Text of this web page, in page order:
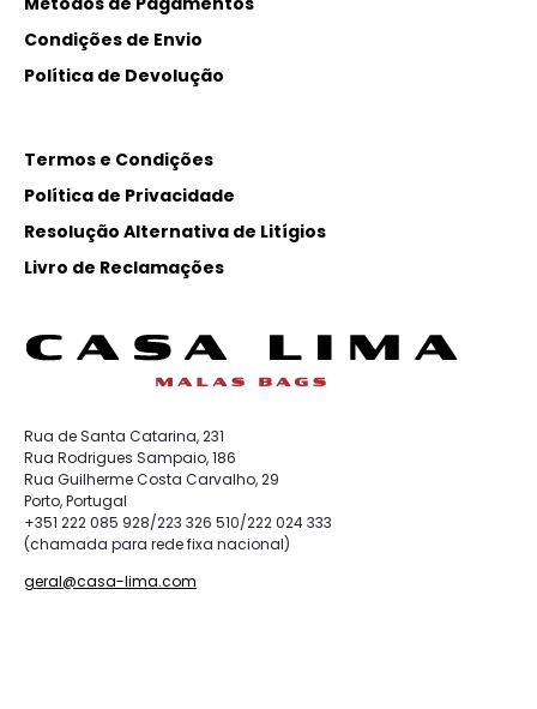
Condições de Envio
Política de Devolução
Termos e Condições
Política de Privacidade
Resolução Alternativa de Litígios
Livro de Reclamações
Rua de Santa Catarina, 231
Rua Rodrigues Sampaio, 186
Rua Guilherme Costa Carvalho, 29
Porto, Portugal
+351 222 085 928/223 326 510/222 024 333
(chamada para rede fixa nacional)
geral@casa-lima.com